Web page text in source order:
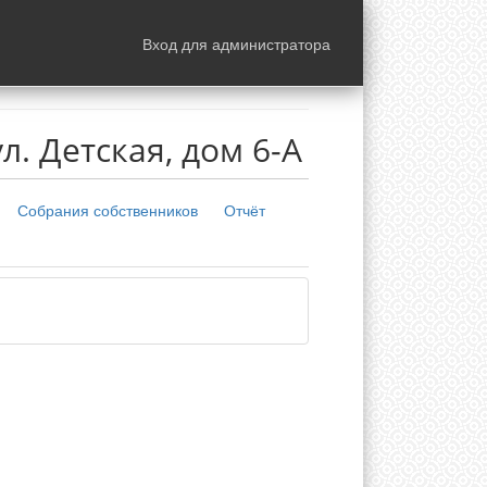
Вход для администратора
Детская, дом 6-А
Собрания собственников
Отчёт